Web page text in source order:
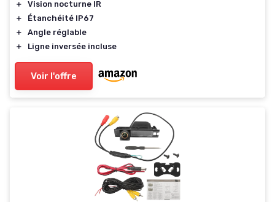
＋
Vision nocturne IR
＋
Étanchéité IP67
＋
Angle réglable
＋
Ligne inversée incluse
Voir l'offre